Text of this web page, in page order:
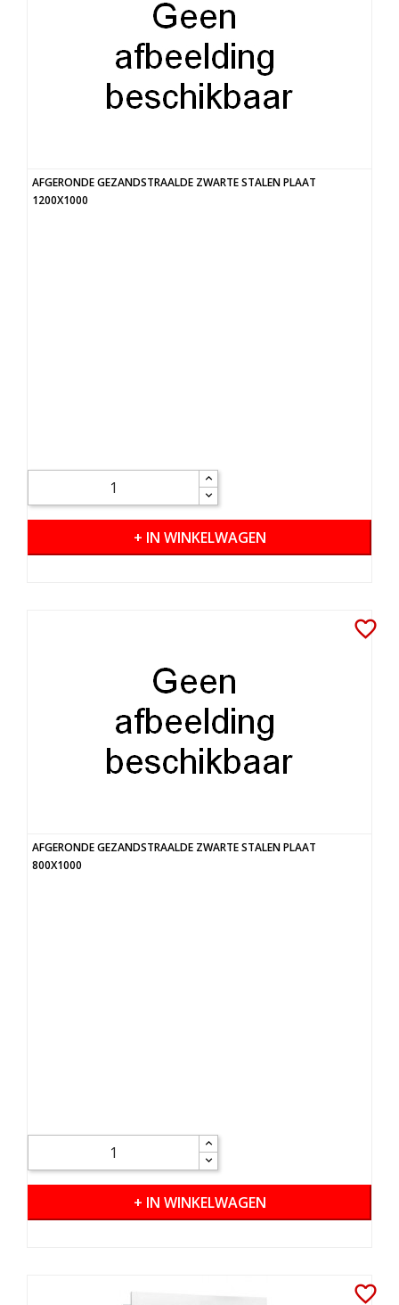
AFGERONDE GEZANDSTRAALDE ZWARTE STALEN PLAAT
1200X1000
+ IN WINKELWAGEN
favorite_border
AFGERONDE GEZANDSTRAALDE ZWARTE STALEN PLAAT
800X1000
+ IN WINKELWAGEN
favorite_border